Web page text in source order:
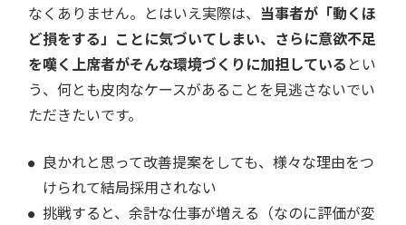
なくありません。とはいえ実際は、 当事者が「動くほ
ど損をする」ことに気づいてしまい、さらに意欲不足
を嘆く上席者がそんな環境づくりに加担している とい
う、何とも皮肉なケースがあることを見逃さないでい
ただきたいです。
良かれと思って改善提案をしても、様々な理由をつ
けられて結局採用されない
挑戦すると、余計な仕事が増える（なのに評価が変